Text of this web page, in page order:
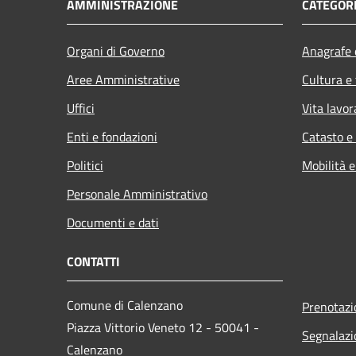
AMMINISTRAZIONE
Organi di Governo
Aree Amministrative
Uffici
Enti e fondazioni
Politici
Personale Amministrativo
Documenti e dati
Cultura
Vita
Catasto
Mobilità
CONTATTI
Comune di Calenzano
Piazza Vittorio Veneto 12 - 50041 -
Calenzano